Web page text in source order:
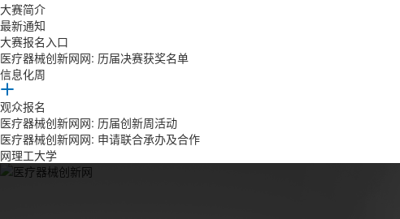
大赛简介
最新通知
大赛报名入口
医疗器械创新网网: 历届决赛获奖名单
信息化周
观众报名
医疗器械创新网网: 历届创新周活动
医疗器械创新网网: 申请联合承办及合作
网理工大学